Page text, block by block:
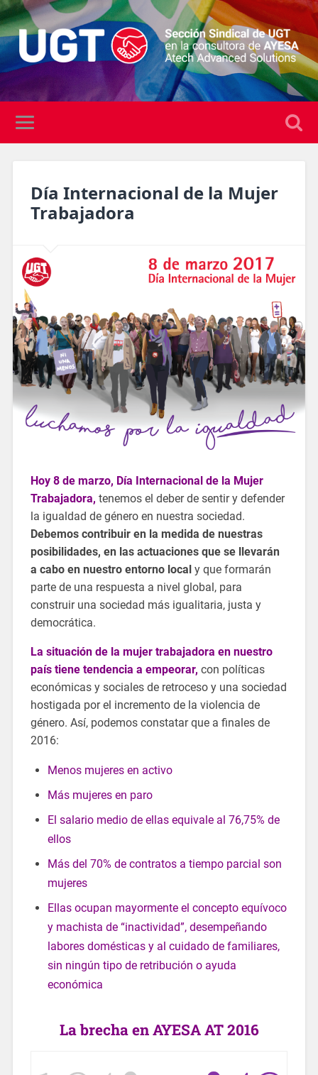
Día Internacional de la Mujer
Trabajadora
Hoy 8 de marzo, Día Internacional de la Mujer
Trabajadora, tenemos el deber de sentir y defender
la igualdad de género en nuestra sociedad.
Debemos contribuir en la medida de nuestras
posibilidades, en las actuaciones que se llevarán
a cabo en nuestro entorno local y que formarán
parte de una respuesta a nivel global, para
construir una sociedad más igualitaria, justa y
democrática.
La situación de la mujer trabajadora en nuestro
país tiene tendencia a empeorar, con políticas
económicas y sociales de retroceso y una sociedad
hostigada por el incremento de la violencia de
género. Así, podemos constatar que a finales de
2016:
Menos mujeres en activo
Más mujeres en paro
El salario medio de ellas equivale al 76,75% de
ellos
Más del 70% de contratos a tiempo parcial son
mujeres
Ellas ocupan mayormente el concepto equívoco
y machista de “inactividad”, desempeñando
labores domésticas y al cuidado de familiares,
sin ningún tipo de retribución o ayuda
económica
La brecha en AYESA AT 2016